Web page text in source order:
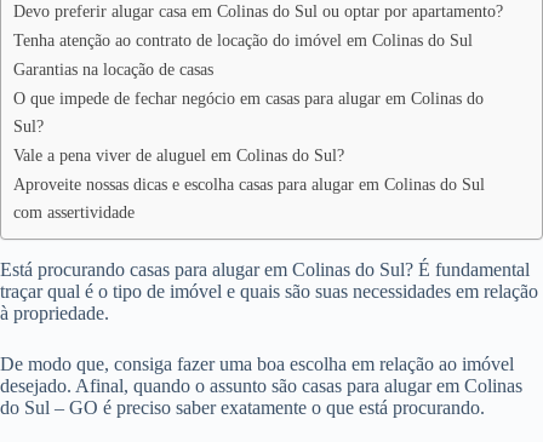
Devo preferir alugar casa em Colinas do Sul ou optar por apartamento?
Tenha atenção ao contrato de locação do imóvel em Colinas do Sul
Garantias na locação de casas
O que impede de fechar negócio em casas para alugar em Colinas do
Sul?
Vale a pena viver de aluguel em Colinas do Sul?
Aproveite nossas dicas e escolha casas para alugar em Colinas do Sul
com assertividade
Está procurando casas para alugar em Colinas do Sul? É fundamental
traçar qual é o tipo de imóvel e quais são suas necessidades em relação
à propriedade.
De modo que, consiga fazer uma boa escolha em relação ao imóvel
desejado. Afinal, quando o assunto são casas para alugar em Colinas
do Sul – GO é preciso saber exatamente o que está procurando.